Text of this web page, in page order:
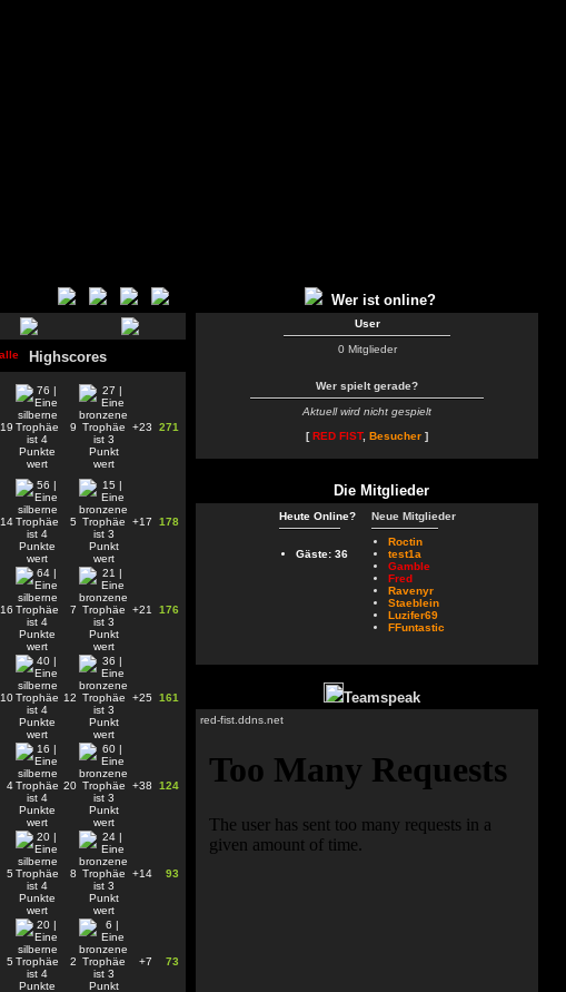
Highscores
19 9 +23 271
14 5 +17 178
16 7 +21 176
10 12 +25 161
4 20 +38 124
5 8 +14 93
5 2 +7 73
Wer ist online?
User
0 Mitglieder
Wer spielt gerade?
Aktuell wird nicht gespielt
[RED FIST, Besucher ]
Die Mitglieder
Heute Online?
Gäste: 36
Neue Mitglieder
Roctin
test1a
Gamble
Fred
Ravenyr
Staeblein
Luzifer69
FFuntastic
Teamspeak
red-fist.ddns.net